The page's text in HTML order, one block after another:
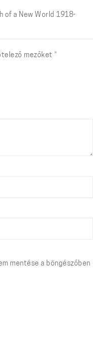
of a New World 1918-
mezőket *
mentése a böngészőben